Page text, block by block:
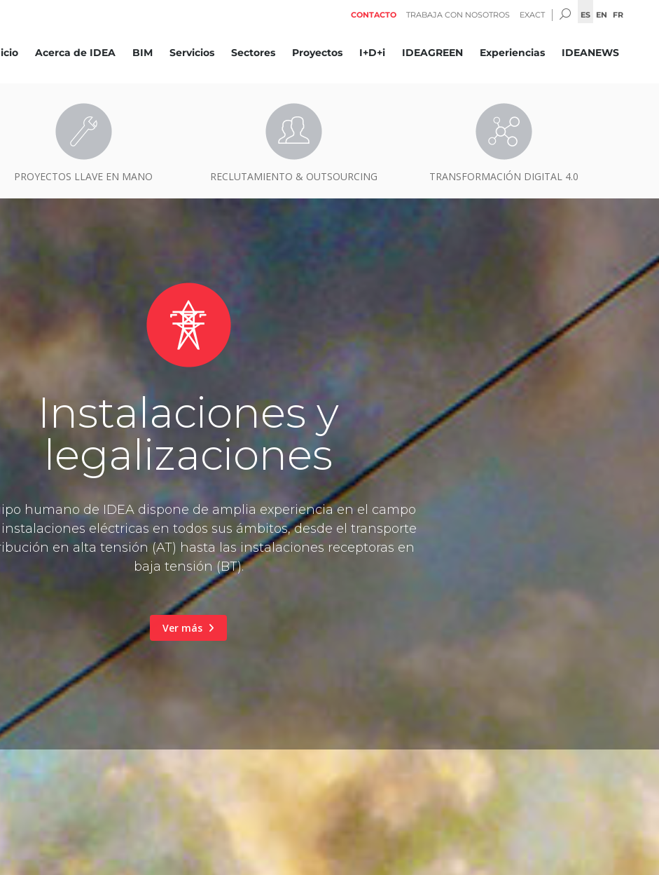
CONTACTO TRABAJA CON NOSOTROS EXACT BUSCAR:
ES EN FR
Acerca de IDEA BIM Servicios Sectores Proyectos I+D+i IDEAGREEN Experiencias IDEANEWS
PROYECTOS LLAVE EN MANO RECLUTAMIENTO & OUTSOURCING TRANSFORMACIÓN DIGITAL 4.0
Instalaciones y
legalizaciones
humano de IDEA dispone de amplia experiencia en el campo
eléctricas en todos sus ámbitos, desde el transporte
en alta tensión (AT) hasta las instalaciones receptoras en
baja tensión (BT).
Ver más